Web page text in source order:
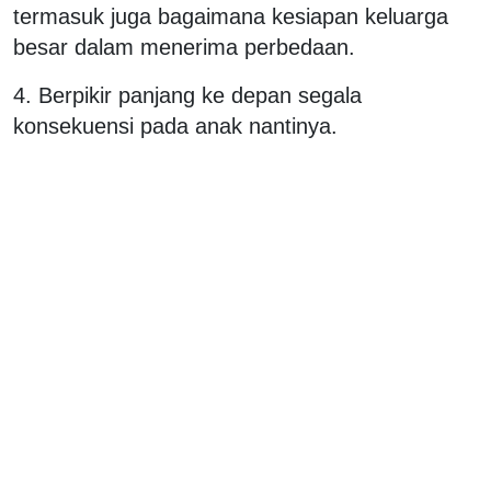
termasuk juga bagaimana kesiapan keluarga
besar dalam menerima perbedaan.
4. Berpikir panjang ke depan segala
konsekuensi pada anak nantinya.